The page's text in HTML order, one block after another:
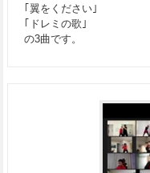
｢翼をください｣
｢ドレミの歌｣
の3曲です。